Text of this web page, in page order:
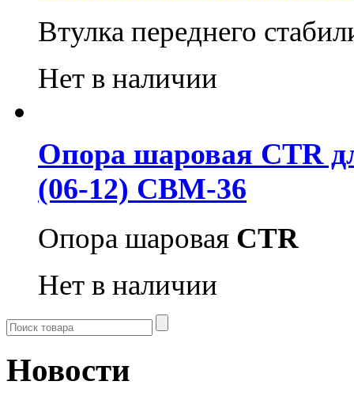
Втулка переднего
Нет в наличии
Опора шаровая CTR
(06-12) CBM-36
Опора шаровая CTR
Нет в наличии
Новости